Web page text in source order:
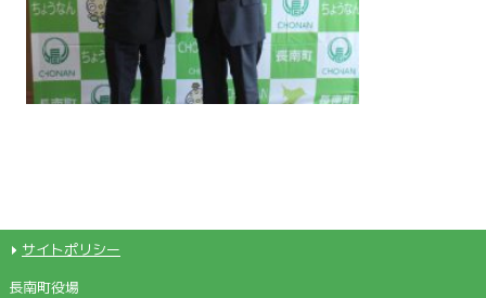
サイトポリシー
長南町役場